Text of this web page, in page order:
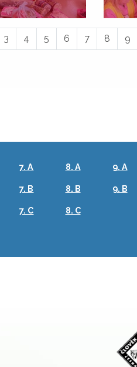
3 4 5 6 7 8 9
7. A
7. B
7. C
8. A
8. B
8. C
9. A
9. B